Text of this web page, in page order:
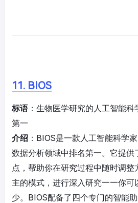
11. BIOS
标语：生物医学研究的人工智能科
第一
介绍 ：BIOS是一款人工智能科学
数据分析领域中排名第一。它提供
点，帮助你在研究过程中随时调整
主的模式，进行深入研究——你可
少。BIOS配备了四个专门的智能